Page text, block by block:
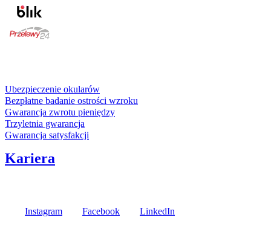
Ubezpieczenie okularów
Bezpłatne badanie ostrości wzroku
Gwarancja zwrotu pieniędzy
Trzyletnia gwarancja
Gwarancja satysfakcji
Kariera
Instagram Facebook LinkedIn